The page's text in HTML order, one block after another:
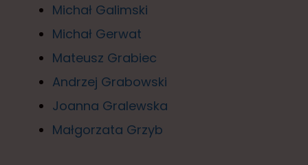
Michał Galimski
Michał Gerwat
Mateusz Grabiec
Andrzej Grabowski
Joanna Gralewska
Małgorzata Grzyb